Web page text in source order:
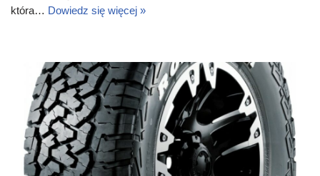
która… Dowiedz się więcej »